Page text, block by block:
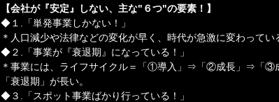
【会社が『安定』しない、主な"６つ"の要素！】
◆１.「単発事業しかない！」
＊人口減少や法律などの変化が早く、時代が急激に変わってい
◆２.「事業が『衰退期』になっている！」
＊事業には、ライフサイクル＝「①導入」⇒「②成長」⇒「③
「衰退期」が長い。
◆３.「スポット事業ばかり行っている！」